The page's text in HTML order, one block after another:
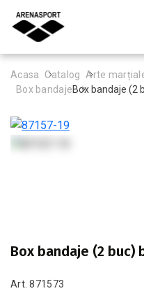
Acasa Catalog Arte
Box bandajeBox bandaje (2
Box bandaje (2 buc)
Art. 871573